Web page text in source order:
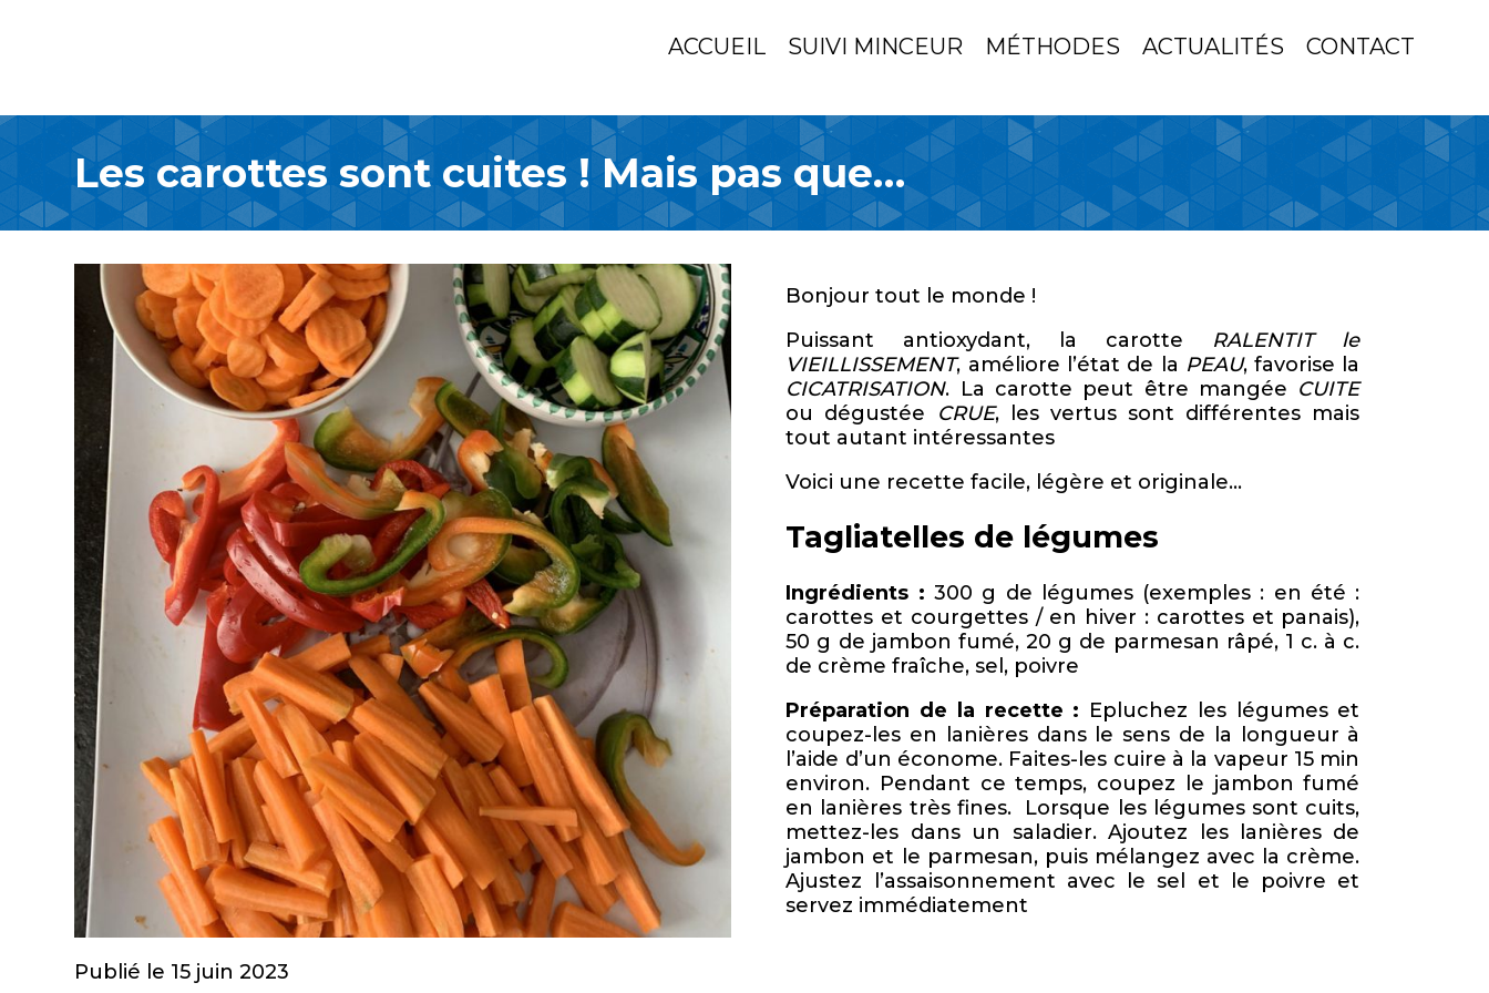
ACCUEIL SUIVI MINCEUR MÉTHODES ACTUALITÉS CONTACT
Les carottes sont cuites ! Mais pas que…
Bonjour tout le monde !
Puissant antioxydant, la carotte
RALENTIT le
VIEILLISSEMENT, améliore l’état de la PEAU, favorise la
CICATRISATION. La carotte peut être mangée CUITE
ou dégustée
CRUE, les vertus sont différentes mais
tout autant intéressantes
Voici une recette facile, légère et originale…
Tagliatelles de légumes
Ingrédients : 300 g de légumes (exemples : en été :
carottes et courgettes / en hiver : carottes et panais),
50 g de jambon fumé, 20 g de parmesan râpé, 1 c. à c.
de crème fraîche, sel, poivre
Préparation de la recette : Epluchez les légumes et
coupez-les en lanières dans le sens de la longueur à
l’aide d’un économe. Faites-les cuire à la vapeur 15 min
environ. Pendant ce temps, coupez le jambon fumé
en lanières très fines. Lorsque les légumes sont cuits,
mettez-les dans un saladier. Ajoutez les lanières de
jambon et le parmesan, puis mélangez avec la crème.
Ajustez l’assaisonnement avec le sel et le poivre et
servez immédiatement
Publié le 15 juin 2023